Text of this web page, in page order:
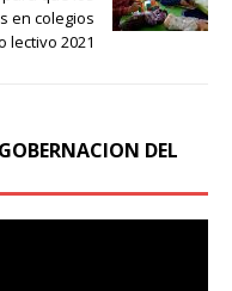
en colegios
lectivo 2021
DEL